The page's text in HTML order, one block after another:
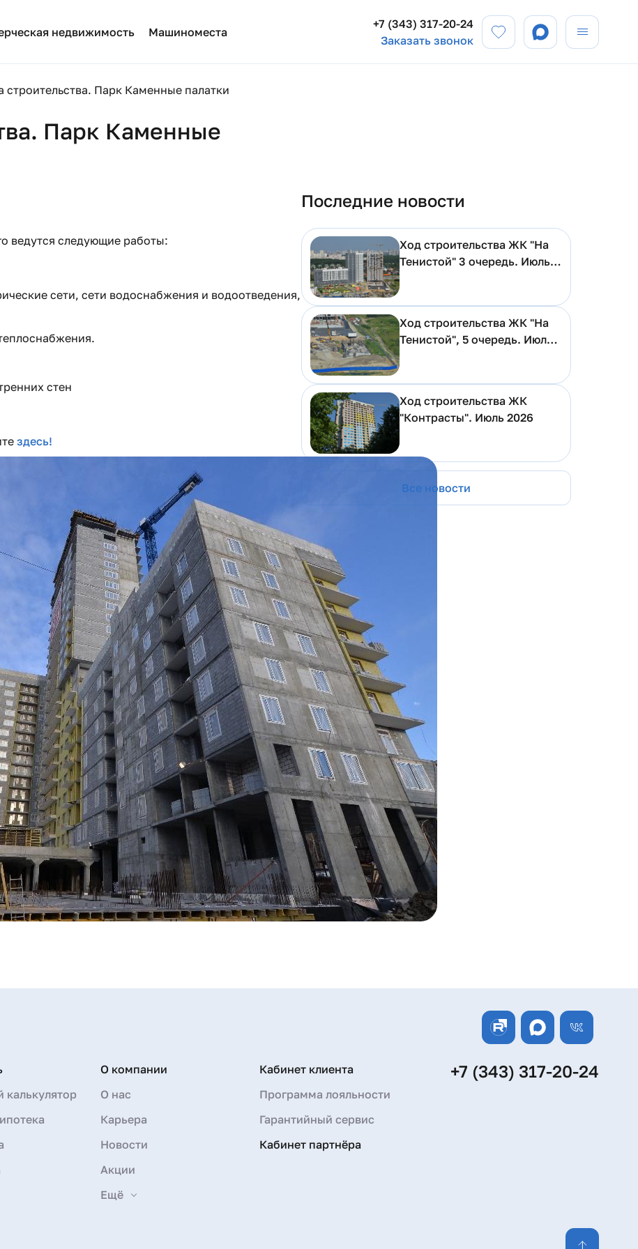
недвижимость Машиноместа
Заказать звонок
+7 (343) 317-20-24
строительства. Парк Каменные палатки
Парк Каменные
ведутся следующие работы:
сети, сети водоснабжения и водоотведения,
стен
здесь!
Последние новости
Ход строительства ЖК "На
Тенистой" 3 очередь. Июль
Ход строительства ЖК "На
Тенистой", 5 очередь. Июль
Ход строительства ЖК
"Контрасты". Июль 2026
Все новости
калькулятор
О компании
О нас
Карьера
Новости
Акции
Ещё
Кабинет клиента
Программа лояльности
Гарантийный сервис
Кабинет партнёра
+7 (343) 317-20-24